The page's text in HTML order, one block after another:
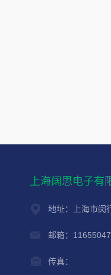
上海阔思电子有
地址：上海市闵
邮箱：
传真：